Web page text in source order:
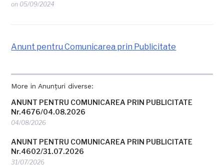
on 05/09/2024
More in Anunțuri diverse:
ANUNT PENTRU COMUNICAREA PRIN PUBLICITATE
Nr.4676/04.08.2026
04/08/2026
ANUNT PENTRU COMUNICAREA PRIN PUBLICITATE
Nr.4602/31.07.2026
31/07/2026
Anunt pentru Comunicarea prin Publicitate